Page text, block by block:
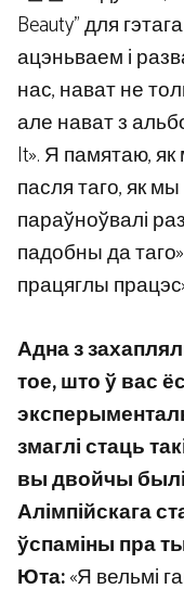
Beauty” для
ацэньваем і
нас, нават не
але нават з
It». Я памятаю,
пасля таго, як
параўноўвалі
падобны да
працяглы
Адна з
тое, што ў вас
змаглі стаць
вы двойчы
Алімпійскага
ўспаміны пра
Юта:«Я вельмі